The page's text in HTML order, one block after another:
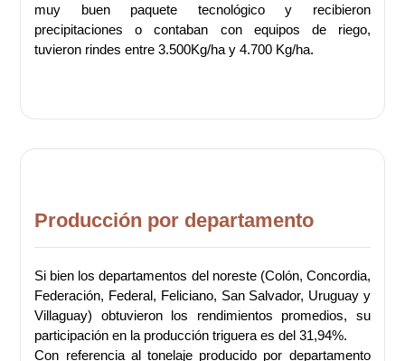
muy buen paquete tecnológico y recibieron
precipitaciones o contaban con equipos de riego,
tuvieron rindes entre 3.500Kg/ha y 4.700 Kg/ha.
Producción por departamento
Si bien los departamentos del noreste (Colón, Concordia,
Federación, Federal, Feliciano, San Salvador, Uruguay y
Villaguay) obtuvieron los rendimientos promedios, su
participación en la producción triguera es del 31,94%.
Con referencia al tonelaje producido por departamento